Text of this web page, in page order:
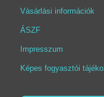
Vásárlási információk
ÁSZF
Impresszum
Képes fogyasztói